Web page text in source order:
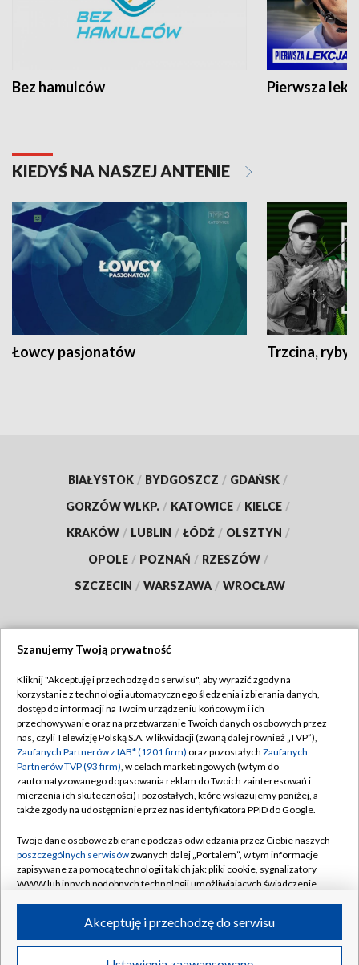
Bez hamulców Pierwsza
KIEDYŚ NA NASZEJ ANTENIE
Łowcy pasjonatów Trzcina, ryby
BIAŁYSTOK / BYDGOSZCZ / GDAŃSK /
GORZÓW WLKP. / KATOWICE / KIELCE /
KRAKÓW / LUBLIN / ŁÓDŹ / OLSZTYN /
OPOLE / POZNAŃ / RZESZÓW /
SZCZECIN / WARSZAWA / WROCŁAW
TVP
Abonament TVP
Emisja w TVP
Centrum informacji TVP
Naziemna Telewizja Cyfrowa
Rada Programowa
System NOS
Informacje o nadawcy
Program dla prasy
Regulamin TVP
Polityka prywatności
Moje zgody
Pomoc
Kontakt
Kanały
©2026 Telewizja Polska S.A. w likwidacji
Szanujemy Twoją prywatność
Kliknij "Akceptuję i przechodzę do serwisu", aby wyrazić zgody na
korzystanie z technologii automatycznego śledzenia i zbierania danych,
dostęp do informacji na Twoim urządzeniu końcowym i ich
przechowywanie oraz na przetwarzanie Twoich danych osobowych przez
nas, czyli Telewizję Polską S.A. w likwidacji (zwaną dalej również „TVP”),
Zaufanych Partnerów z IAB* (1201 firm) oraz pozostałych Zaufanych
Partnerów TVP (93 firm), w celach marketingowych (w tym do
zautomatyzowanego dopasowania reklam do Twoich zainteresowań i
mierzenia ich skuteczności) i pozostałych, które wskazujemy poniżej, a
także zgody na udostępnianie przez nas identyfikatora PPID do Google.
Twoje dane osobowe zbierane podczas odwiedzania przez Ciebie naszych
poszczególnych serwisówzwanych dalej „Portalem”, w tym informacje
zapisywane za pomocą technologii takich jak: pliki cookie, sygnalizatory
WWW lub innych podobnych technologii umożliwiających świadczenie
ruchu w Internecie.
Twoje dane osobowe zbierane podczas odwiedzania przez Ciebie
Akceptuję i przechodzę do serwisu